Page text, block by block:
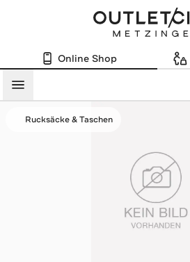
Online Shop
Menü
Rucksäcke & Taschen